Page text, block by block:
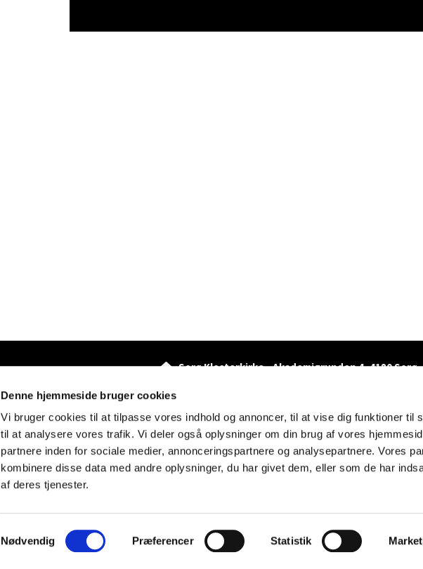
Denne hjemmeside bruger cookies
Vi bruger cookies til at tilpasse vores indhold og annoncer, til at vise dig funktioner til
til at analysere vores trafik. Vi deler også oplysninger om din brug af vores
partnere inden for sociale medier, annonceringspartnere og analysepartnere. Vores
kombinere disse data med andre oplysninger, du har givet dem, eller som de har
af deres tjenester.
a
Nødvendig Præferencer Statistik
Sorø Klosterkirke - Akademigrunden 4, 4180 Sorø
Tilgænglighedserklæring
Kontakt